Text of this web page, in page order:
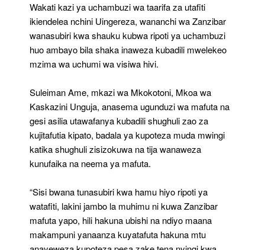
Wakati kazi ya uchambuzi wa taarifa za utafiti
ikiendelea nchini Uingereza, wananchi wa Zanzibar
wanasubiri kwa shauku kubwa ripoti ya uchambuzi
huo ambayo bila shaka inaweza kubadili mwelekeo
mzima wa uchumi wa visiwa hivi.
Suleiman Ame, mkazi wa Mkokotoni, Mkoa wa
Kaskazini Unguja, anasema ugunduzi wa mafuta na
gesi asilia utawafanya kubadili shughuli zao za
kujitafutia kipato, badala ya kupoteza muda mwingi
katika shughuli zisizokuwa na tija wanaweza
kunufaika na neema ya mafuta.
“Sisi bwana tunasubiri kwa hamu hiyo ripoti ya
watafiti, lakini jambo la muhimu ni kuwa Zanzibar
mafuta yapo, hili hakuna ubishi na ndiyo maana
makampuni yanaanza kuyatafuta hakuna mtu